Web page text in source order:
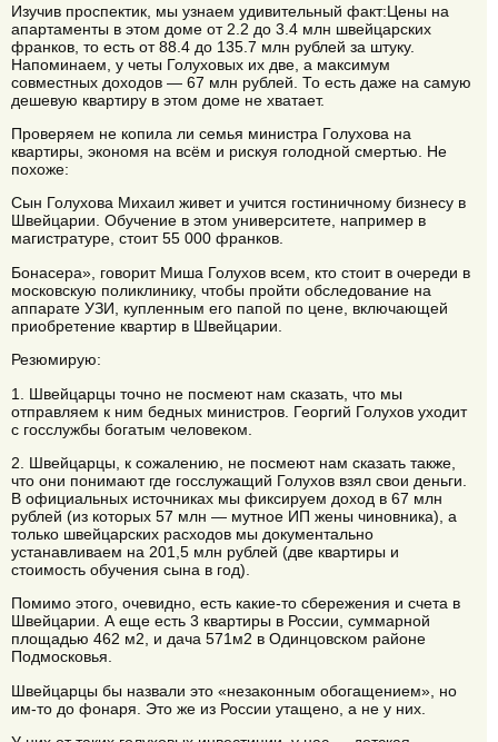
Изучив проспектик, мы узнаем удивительный факт:Цены на
апартаменты в этом доме от 2.2 до 3.4 млн швейцарских
франков, то есть от 88.4 до 135.7 млн рублей за штуку.
Напоминаем, у четы Голуховых их две, а максимум
совместных доходов — 67 млн рублей. То есть даже на самую
дешевую квартиру в этом доме не хватает.
Проверяем не копила ли семья министра Голухова на
квартиры, экономя на всём и рискуя голодной смертью. Не
похоже:
Сын Голухова Михаил живет и учится гостиничному бизнесу в
Швейцарии. Обучение в этом университете, например в
магистратуре, стоит 55 000 франков.
Бонасера», говорит Миша Голухов всем, кто стоит в очереди в
московскую поликлинику, чтобы пройти обследование на
аппарате УЗИ, купленным его папой по цене, включающей
приобретение квартир в Швейцарии.
Резюмирую:
1. Швейцарцы точно не посмеют нам сказать, что мы
отправляем к ним бедных министров. Георгий Голухов уходит
с госслужбы богатым человеком.
2. Швейцарцы, к сожалению, не посмеют нам сказать также,
что они понимают где госслужащий Голухов взял свои деньги.
В официальных источниках мы фиксируем доход в 67 млн
рублей (из которых 57 млн — мутное ИП жены чиновника), а
только швейцарских расходов мы документально
устанавливаем на 201,5 млн рублей (две квартиры и
стоимость обучения сына в год).
Помимо этого, очевидно, есть какие-то сбережения и счета в
Швейцарии. А еще есть 3 квартиры в России, суммарной
площадью 462 м2, и дача 571м2 в Одинцовском районе
Подмосковья.
Швейцарцы бы назвали это «незаконным обогащением», но
им-то до фонаря. Это же из России утащено, а не у них.